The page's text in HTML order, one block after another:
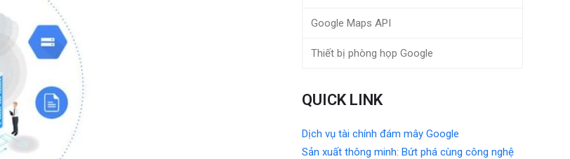
Google Maps API
Thiết bị phòng họp Google
QUICK LINK
Dịch vụ tài chính đám mây Google
Sản xuất thông minh: Bứt phá cùng công nghệ